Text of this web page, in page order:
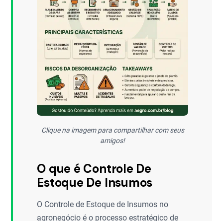
Clique na imagem para compartilhar com seus
amigos!
O que é Controle De
Estoque De Insumos
O Controle de Estoque de Insumos no
agronegócio é o processo estratégico de